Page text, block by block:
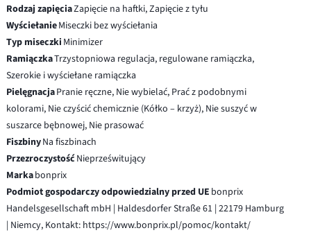
Rodzaj zapięciaZapięcie na haftki, Zapięcie z tyłu
WyściełanieMiseczki bez wyściełania
Typ miseczki Minimizer
RamiączkaTrzystopniowa regulacja, regulowane ramiączka,
Szerokie i wyściełane ramiączka
PielęgnacjaPranie ręczne, Nie wybielać, Prać z podobnymi
kolorami, Nie czyścić chemicznie (Kółko – krzyż), Nie suszyć w
suszarce bębnowej, Nie prasować
FiszbinyNa fiszbinach
PrzezroczystośćNieprześwitujący
Markabonprix
Podmiot gospodarczy odpowiedzialny przed UE bonprix
Handelsgesellschaft mbH | Haldesdorfer Straße 61 | 22179 Hamburg
| Niemcy, Kontakt: https://www.bonprix.pl/pomoc/kontakt/